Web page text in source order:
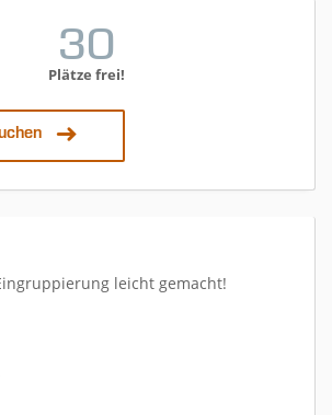
30
Plätze frei!
leicht gemacht!